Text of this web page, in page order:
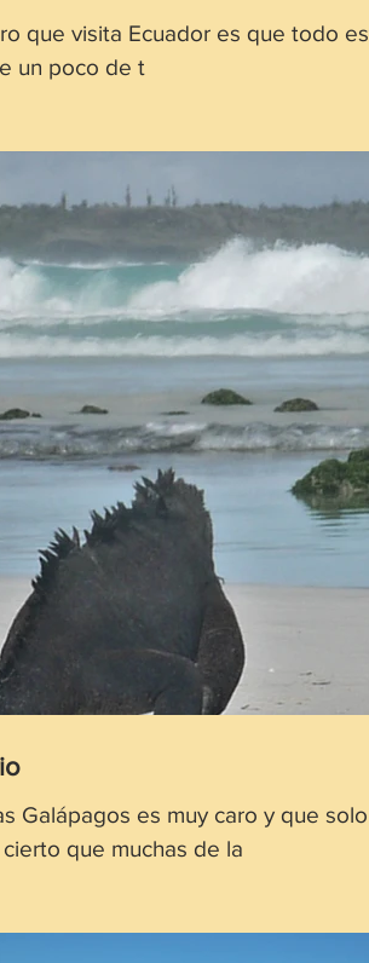
que visita Ecuador es que todo
un poco de t
Galápagos es muy caro y que
que muchas de la